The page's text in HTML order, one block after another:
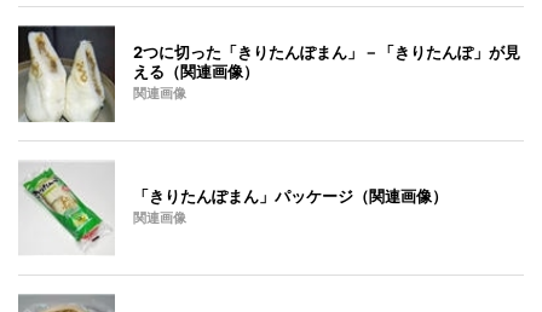
2つに切った「きりたんぽまん」－「きりたんぽ」が見
える（関連画像）
関連画像
「きりたんぽまん」パッケージ（関連画像）
関連画像